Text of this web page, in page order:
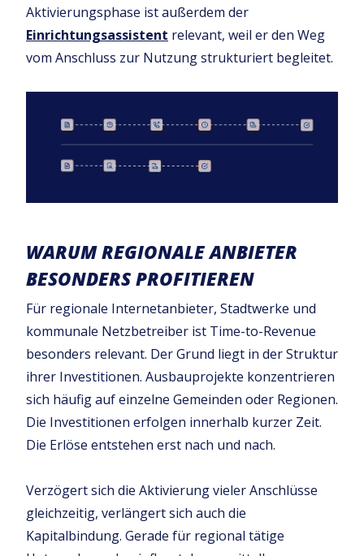
Aktivierungsphase ist außerdem der
Einrichtungsassistent relevant, weil er den Weg
vom Anschluss zur Nutzung strukturiert begleitet.
WARUM REGIONALE ANBIETER
BESONDERS PROFITIEREN
Für regionale Internetanbieter, Stadtwerke und
kommunale Netzbetreiber ist Time-to-Revenue
besonders relevant. Der Grund liegt in der Struktur
ihrer Investitionen. Ausbauprojekte konzentrieren
sich häufig auf einzelne Gemeinden oder Regionen.
Die Investitionen erfolgen innerhalb kurzer Zeit.
Die Erlöse entstehen erst nach und nach.
Verzögert sich die Aktivierung vieler Anschlüsse
gleichzeitig, verlängert sich auch die
Kapitalbindung. Gerade für regional tätige